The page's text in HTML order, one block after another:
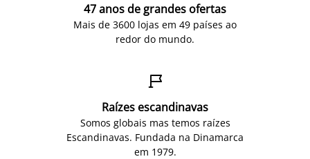
47 anos de grandes ofertas
Mais de 3600 lojas em 49 países ao
redor do mundo.

Raízes escandinavas
Somos globais mas temos raízes
Escandinavas. Fundada na Dinamarca
em 1979.